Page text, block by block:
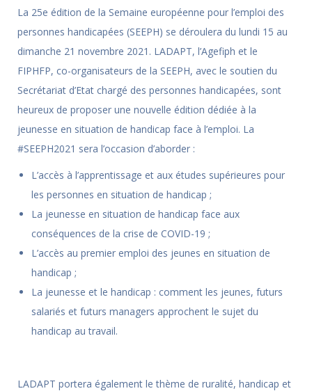
La 25e édition de la Semaine européenne pour l’emploi des
personnes handicapées (SEEPH) se déroulera du lundi 15 au
dimanche 21 novembre 2021. LADAPT, l’Agefiph et le
FIPHFP, co-organisateurs de la SEEPH, avec le soutien du
Secrétariat d’Etat chargé des personnes handicapées, sont
heureux de proposer une nouvelle édition dédiée à la
jeunesse en situation de handicap face à l’emploi. La
#SEEPH2021 sera l’occasion d’aborder :
L’accès à l’apprentissage et aux études supérieures pour
les personnes en situation de handicap ;
La jeunesse en situation de handicap face aux
conséquences de la crise de COVID-19 ;
L’accès au premier emploi des jeunes en situation de
handicap ;
La jeunesse et le handicap : comment les jeunes, futurs
salariés et futurs managers approchent le sujet du
handicap au travail.
LADAPT portera également le thème de ruralité, handicap et